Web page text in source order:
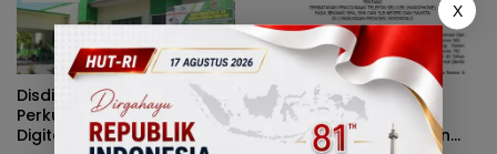
Disdikbud Gorontalo
Perkuat Pengawasan
Digital Murid, Batasi
Sinergi Densus 88–
Disdikbud Gorontalo
Lahirkan Aturan Disiplin
X